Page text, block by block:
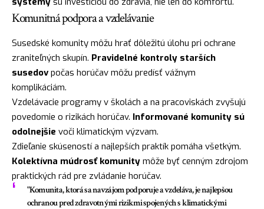
Komunitná podpora a vzdelávanie
Susedské komunity môžu hrať dôležitú úlohu pri ochrane
zraniteľných skupín. Pravidelné kontroly starších
susedovpočas horúčav môžu predísť vážnym
komplikáciám.
Vzdelávacie programy v školách a na pracoviskách zvyšujú
povedomie o rizikách horúčav. Informované komunity sú
odolnejšie voči klimatickým výzvam.
Zdieľanie skúseností a najlepších praktík pomáha všetkým.
Kolektívna múdrosť komunity môže byť cenným zdrojom
praktických rád pre zvládanie horúčav.
"Komunita, ktorá sa navzájom podporuje a vzdeláva, je najlepšou
ochranou pred zdravotnými rizikmi spojených s klimatickými